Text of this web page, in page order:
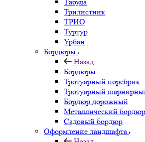
Трилистник
ТРИО
Туртур
Урбан
Бордюры
Назад
Бордюры
Тротуарный поребрик
Тротуарный
Бордюр дорожный
Металлический бордюр
Садовый бордюр
Оформление ландшафта